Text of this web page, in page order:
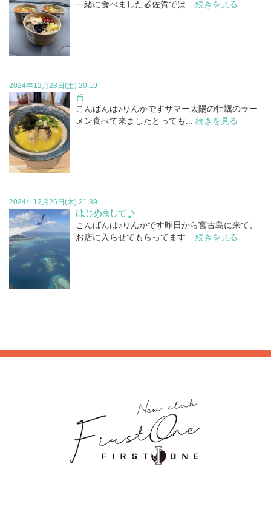
一緒に食べました🍎佐賀では...
続きを見る
2024年12月28日(土) 20:19
🍜
こんばんは♪りんかですサマー太陽の牡蠣のラー
メン食べて来ましたとっても...
続きを見る
2024年12月26日(木) 21:39
はじめまして♪
こんばんは♪りんかです昨日から宮古島に来て、
お店に入らせてもらってます...
続きを見る